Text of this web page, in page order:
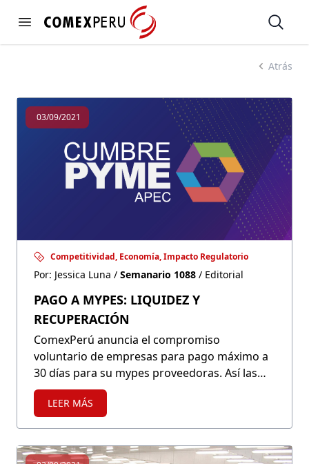
Open menu
https://www.comexperu.org.pe Open
SEMANARIO 1088
Atrás
03/09/2021
Competitividad, Economía, Impacto Regulatorio
Por: Jessica Luna / Semanario 1088 / Editorial
PAGO A MYPES: LIQUIDEZ Y
RECUPERACIÓN
ComexPerú anuncia el compromiso
voluntario de empresas para pago máximo a
30 días para su mypes proveedoras. Así las
empresas más grandes toman acción e
impulsan la recuperación y la sostenibilidad
LEER MÁS